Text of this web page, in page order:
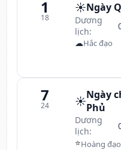
1
18
☀️Ngày
Dương
lịch:
☁Hắc đạo
7
24 ☀️Ngày
Phủ
Dương
lịch:
⭐Hoàng đạo